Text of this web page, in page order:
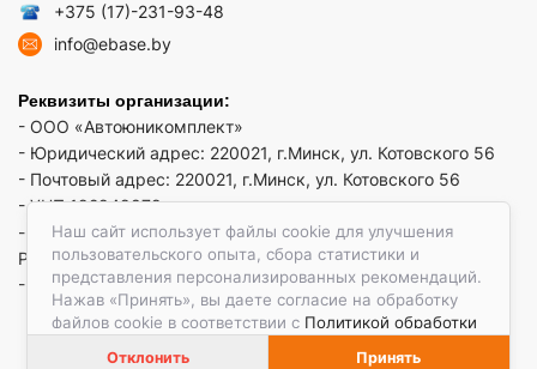
Наш сайт использует файлы cookie для улучшения
пользовательского опыта, сбора статистики и
представления персонализированных рекомендаций.
Нажав «Принять», вы даете согласие на обработку
файлов cookie в соответствии с Политикой обработки
Отклонить Принять
+375 (17)-231-93-48
info@ebase.by
Реквизиты организации:
- ООО «Автоюникомплект»
- Юридический адрес: 220021, г.Минск, ул. Котовского 56
- Почтовый адрес: 220021, г.Минск, ул. Котовского 56
- УНП 192949879
- р/сч BY52 REDJ 3012 1009 3553 3010 0933 в ЗАО "Банк
РРБ"
- Код банка: REDJBY22